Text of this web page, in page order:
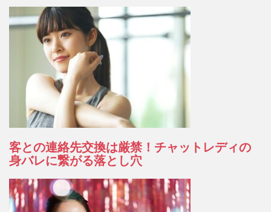
客との連絡先交換は厳禁！チャットレディの
身バレに繋がる落とし穴